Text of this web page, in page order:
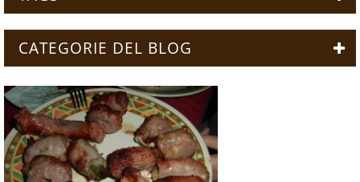
CATEGORIE DEL BLOG